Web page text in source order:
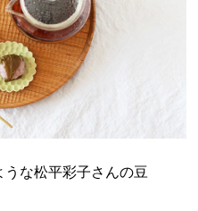
な松平彩子さんの豆